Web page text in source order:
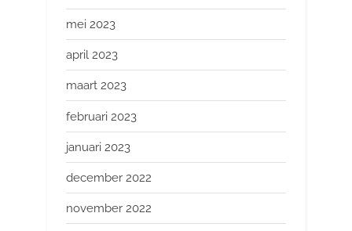
mei 2023
april 2023
maart 2023
februari 2023
januari 2023
december 2022
november 2022